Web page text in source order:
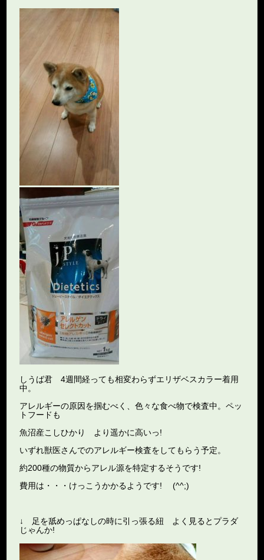
しうば君 4週間経っても相変わらずエリザベスカラー着用
中。
アレルギーの原因を掴むべく、色々な食べ物で検査中。ペッ
トフードも
魚沼産こしひかり より遥かに高いっ!
いずれ獣医さんでのアレルギー検査をしてもらう予定。
約200種の物質からアレル源を特定するそうです!
費用は・・・けっこうかかるようです! (^^;)
↓ 足を舐めっぱなしの時に引っ張る紐 よく見るとプラダ
じゃんか!